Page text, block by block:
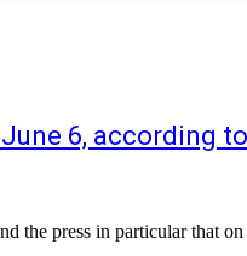
6, according
the press in particular that